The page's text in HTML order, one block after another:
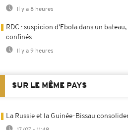
Il y a 8 heures
RDC : suspicion d'Ebola dans un
confinés
Il y a 9 heures
SUR LE MÊME PAYS
La Russie et la Guinée-Bissau